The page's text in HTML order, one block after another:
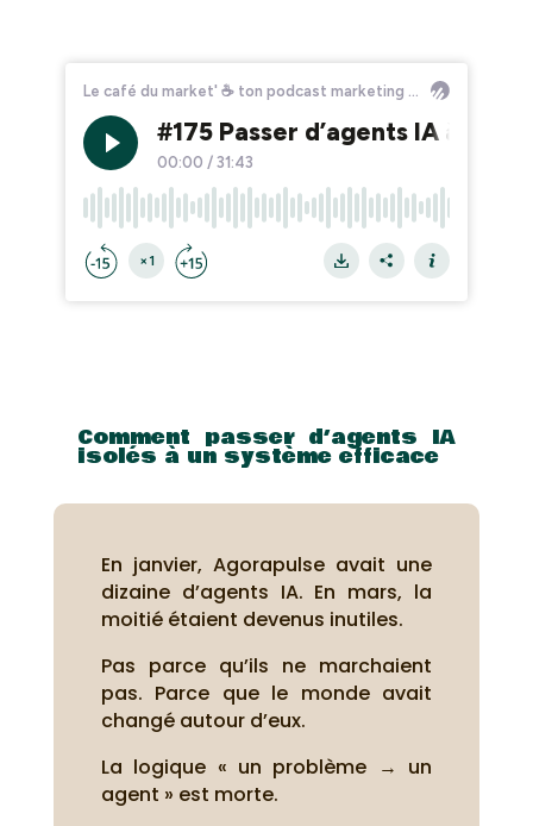
Comment passer d’agents IA
isolés à un système efficace
En janvier, Agorapulse avait une
dizaine d’agents IA. En mars, la
moitié étaient devenus inutiles.
Pas parce qu’ils ne marchaient
pas. Parce que le monde avait
changé autour d’eux.
La logique « un problème → un
agent » est morte.